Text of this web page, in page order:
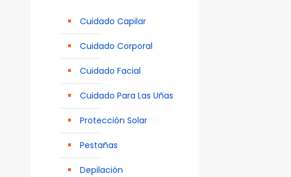
Cuidado Capilar
Cuidado Corporal
Cuidado Facial
Cuidado Para Las Uñas
Protección Solar
Pestañas
Depilación